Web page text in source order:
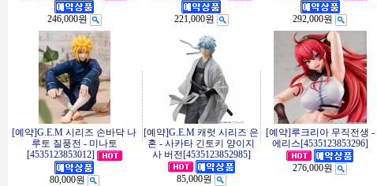
246,000원 221,000원 292,000원
[예약]G.E.M 시리즈 손바닥 나
루토 질풍전 - 미나토
[4535123853012]
80,000원
[예약]G.E.M 캐럿 시리즈 은
혼 - 사카타 긴토키 양이지
사 버전[4535123852985]
85,000원
[예약]루크리아 무직전생 -
에리스[4535123853296]
276,000원